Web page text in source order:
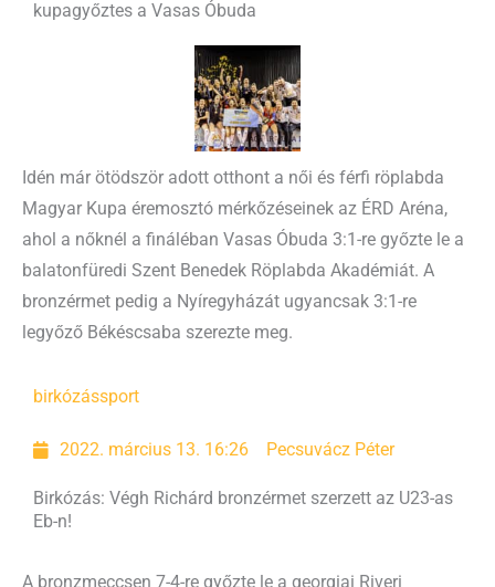
kupagyőztes a Vasas Óbuda
Idén már ötödször adott otthont a női és férfi röplabda
Magyar Kupa éremosztó mérkőzéseinek az ÉRD Aréna,
ahol a nőknél a fináléban Vasas Óbuda 3:1-re győzte le a
balatonfüredi Szent Benedek Röplabda Akadémiát. A
bronzérmet pedig a Nyíregyházát ugyancsak 3:1-re
legyőző Békéscsaba szerezte meg.
birkózássport
2022. március 13. 16:26 Pecsuvácz Péter
Birkózás: Végh Richárd bronzérmet szerzett az U23-as
Eb-n!
A bronzmeccsen 7-4-re győzte le a georgiai Riveri